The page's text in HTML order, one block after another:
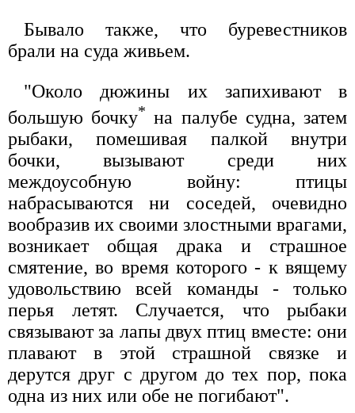
Бывало также, что буревестников
брали на суда живьем.
"Около дюжины их запихивают в
большую бочку* на палубе судна, затем
рыбаки, помешивая палкой внутри
бочки, вызывают среди них
междоусобную войну: птицы
набрасываются ни соседей, очевидно
вообразив их своими злостными врагами,
возникает общая драка и страшное
смятение, во время которого - к вящему
удовольствию всей команды - только
перья летят. Случается, что рыбаки
связывают за лапы двух птиц вместе: они
плавают в этой страшной связке и
дерутся друг с другом до тех пор, пока
одна из них или обе не погибают".